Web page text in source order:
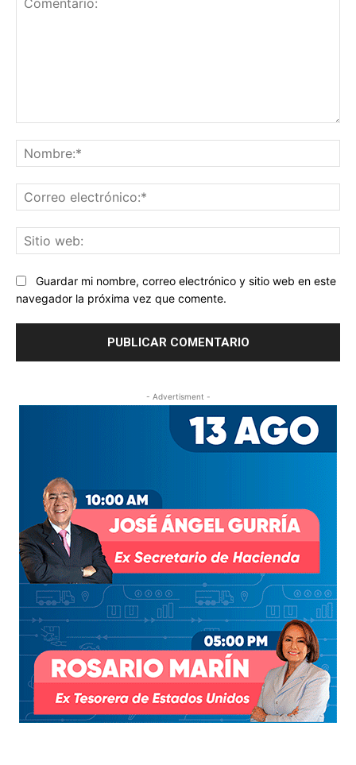
Guardar mi nombre, correo electrónico y sitio web en este
navegador la próxima vez que comente.
- Advertisment -